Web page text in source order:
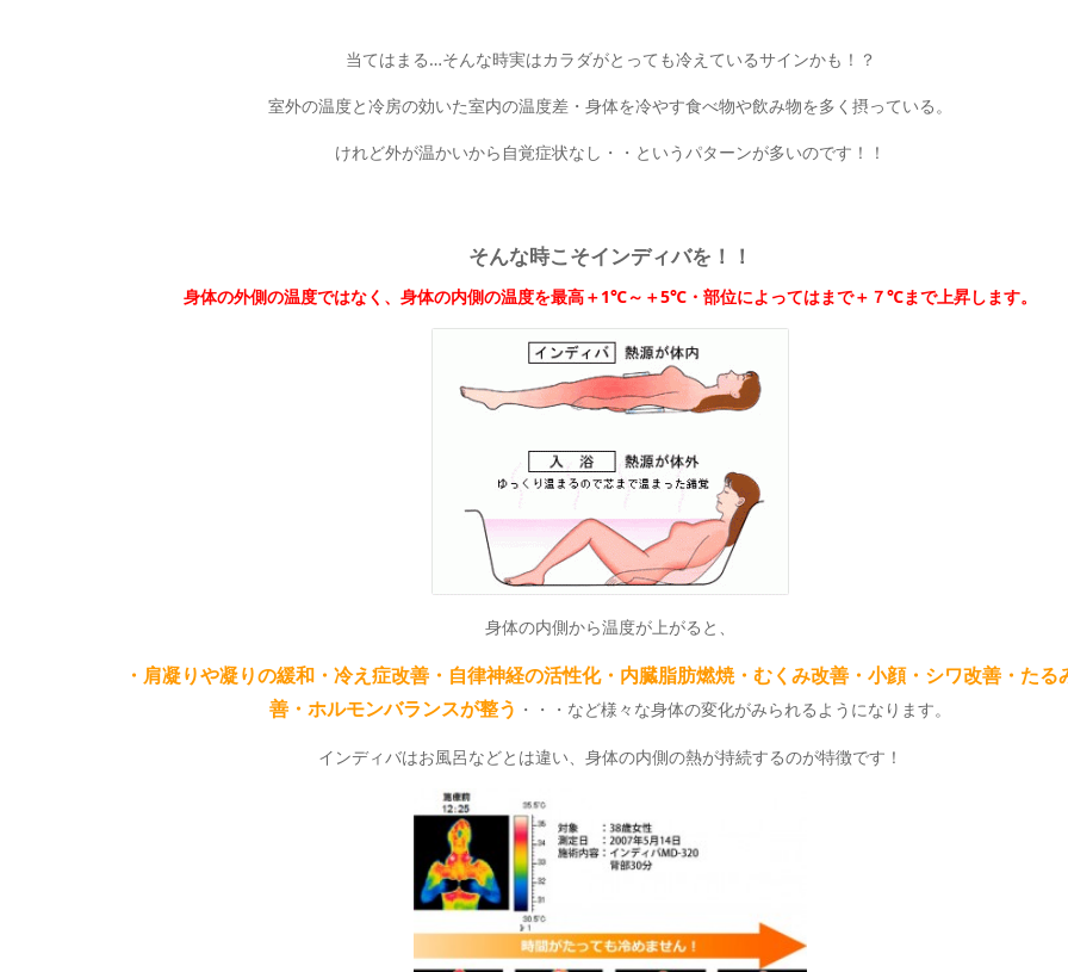
当てはまる…そんな時実はカラダがとっても冷えているサインかも！？
室外の温度と冷房の効いた室内の温度差・身体を冷やす食べ物や飲み物を多く摂っている。
けれど外が温かいから自覚症状なし・・というパターンが多いのです！！
そんな時こそインディバを！！
身体の外側の温度ではなく、身体の内側の温度を最高＋1℃～＋5℃・部位によってはまで＋７℃まで上昇します。
身体の内側から温度が上がると、
・肩凝りや凝りの緩和・冷え症改善・自律神経の活性化・内臓脂肪燃焼・むくみ改善・小顔・シワ改善・たる
善・ホルモンバランスが整う ・・・など様々な身体の変化がみられるようになります。
インディバはお風呂などとは違い、身体の内側の熱が持続するのが特徴です！